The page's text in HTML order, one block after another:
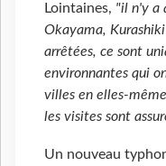
Lointaines, "il n'y a
Okayama,
arrêtées, ce sont
environnantes qui
villes en elles-
les visites sont
Un nouveau